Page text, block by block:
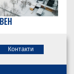
Контакти